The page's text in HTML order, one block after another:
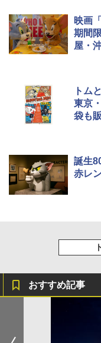
ッ
￥-
￥
映画
期間
屋・
トム
東京
袋も
誕生
赤レ
おすすめ記事